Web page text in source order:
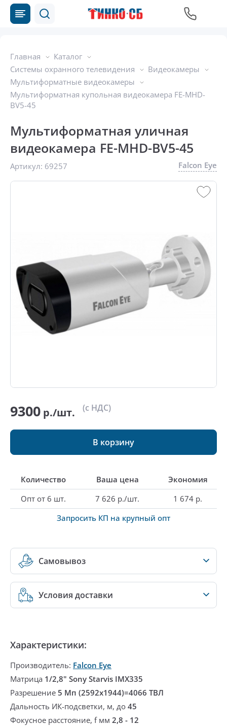
Главная
Каталог
Системы охранного телевидения
Видеокамеры
Мультиформатные видеокамеры
Мультиформатная купольная видеокамера FE-MHD-
BV5-45
Мультиформатная уличная
видеокамера FE-MHD-BV5-45
Артикул: 69257 Falcon Eye
9300 р./шт. (с НДС)
В корзину
Количество Ваша цена
Экономия
Опт от 6 шт.
7 626 р./шт.
1 674 р.
Запросить КП на крупный опт
Самовывоз
Условия доставки
Характеристики:
Производитель: Falcon Eye
Матрица 1/2,8" Sony Starvis IMX335
Разрешение 5 Мп (2592x1944)=4066 ТВЛ
Дальность ИК-подсветки, м, до 45
Фокусное расстояние, f мм 2,8 - 12